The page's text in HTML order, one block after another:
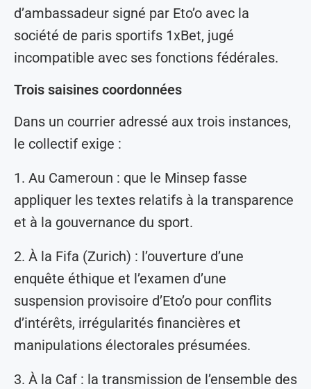
d’ambassadeur signé par Eto’o avec la
société de paris sportifs 1xBet, jugé
incompatible avec ses fonctions fédérales.
Trois saisines coordonnées
Dans un courrier adressé aux trois instances,
le collectif exige :
1. Au Cameroun : que le Minsep fasse
appliquer les textes relatifs à la transparence
et à la gouvernance du sport.
2. À la Fifa (Zurich) : l’ouverture d’une
enquête éthique et l’examen d’une
suspension provisoire d’Eto’o pour conflits
d’intérêts, irrégularités financières et
manipulations électorales présumées.
3. À la Caf : la transmission de l’ensemble des